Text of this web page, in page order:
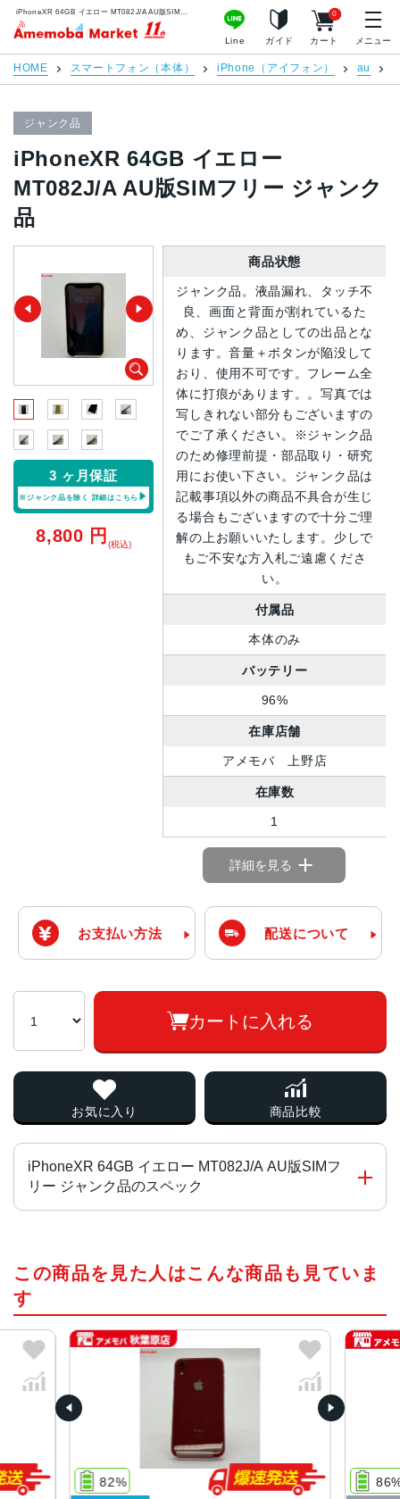
アメモバマーケット
Line ガイド カート
0
メニュー
HOME スマートフォン（本体） iPhone（アイフォン） au
ジャンク品
iPhoneXR 64GB イエロー
MT082J/A AU版SIMフリー ジャンク
品
3 ヶ月保証
※ジャンク品を除く 詳細はこちら
8,800 円 (税込)
商品状態
ジャンク品。液晶漏れ、タッチ不
良、画面と背面が割れているた
め、ジャンク品としての出品とな
ります。音量＋ボタンが陥没して
おり、使用不可です。フレーム全
体に打痕があります。。写真では
写しきれない部分もございますの
でご了承ください。※ジャンク品
のため修理前提・部品取り・研究
用にお使い下さい。ジャンク品は
記載事項以外の商品不具合が生じ
る場合もございますので十分ご理
解の上お願いいたします。少しで
もご不安な方入札ご遠慮くださ
い。
付属品
本体のみ
バッテリー
96%
在庫店舗
アメモバ 上野店
在庫数
1
詳細を見る
お支払い方法 配送について
カートに入れる
お気に入り 商品比較
iPhoneXR 64GB イエロー MT082J/A AU版SIMフ
リー ジャンク品のスペック
Apple A12 Bionic・第2世代のNeural Engine
ブルー、イエロー、プロダクトレッド、ブラック、ホワイ
ト
容量
64GB、128GB、256GB
サイズ・重さ
150.9×75.7×8.3mm ・194g
この商品を見た人はこんな商品も見ていま
す
82%